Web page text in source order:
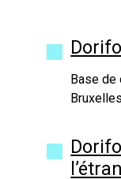
Base de